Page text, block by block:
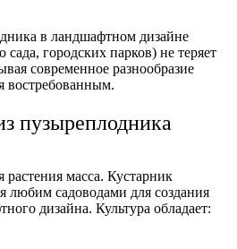
в ландшафтном дизайне
сада, городских парков) не теряет
современное разнообразие
востребованным.
пузыреплодника
растения масса. Кустарник
любим садоводами для создания
дизайна. Культура обладает: